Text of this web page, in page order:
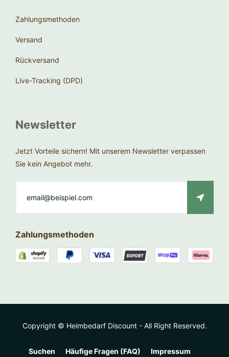
Zahlungsmethoden
Versand
Rückversand
Live-Tracking (DPD)
Newsletter
Jetzt Vorteile sichern! Mit unserem Newsletter verpassen
Sie kein Angebot mehr.
Zahlungsmethoden
Copyright © Heimbedarf Discount - All Right Reserved.
Suchen Häufige Fragen (FAQ) Impressum